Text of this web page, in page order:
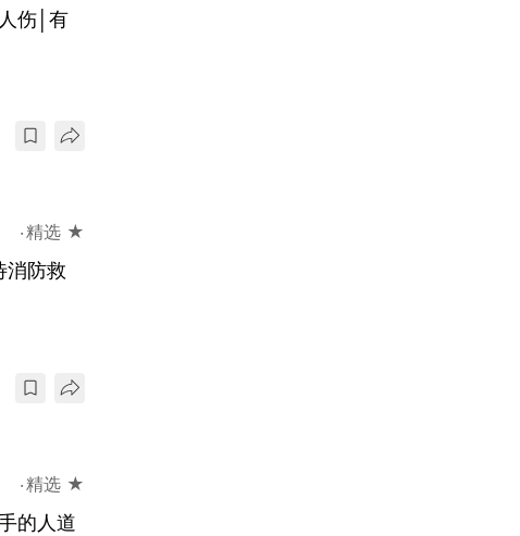
伤│有
精选 ★
防救
精选 ★
的人道